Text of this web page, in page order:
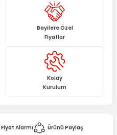
Bayilere Özel
Fiyatlar
Kolay
Kurulum
Fiyat Alarmı
Ürünü Paylaş